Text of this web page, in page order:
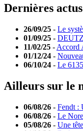
Dernières actus
26/09/25 - Le
01/09/25 -
11/02/25 - Accord
01/12/24 -
06/10/24 - Le
Ailleurs sur le
06/08/26 - Fendt :
06/08/26 - Le
05/08/26 - Une